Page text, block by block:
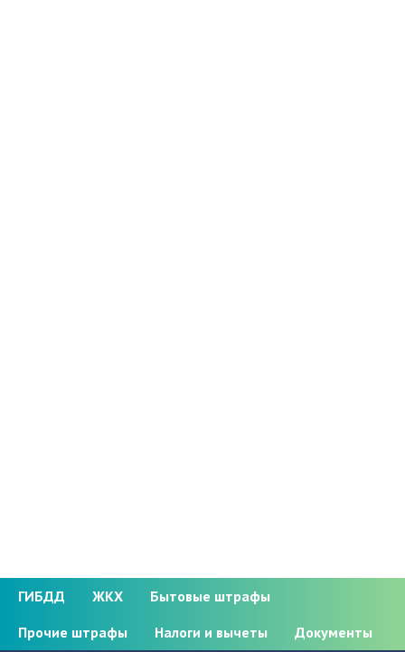
ГИБДД ЖКХ
Бытовые штрафы
Прочие штрафы
Налоги и вычеты Документы